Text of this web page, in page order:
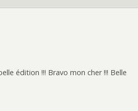
édition !!! Bravo mon cher !!! Belle